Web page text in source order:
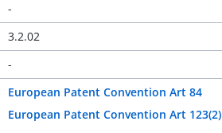
-
3.2.02
-
European Patent Convention Art 84
European Patent Convention Art 123(2)